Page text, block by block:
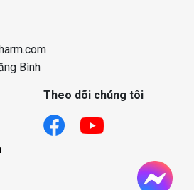
Bình
Theo dõi chúng tôi